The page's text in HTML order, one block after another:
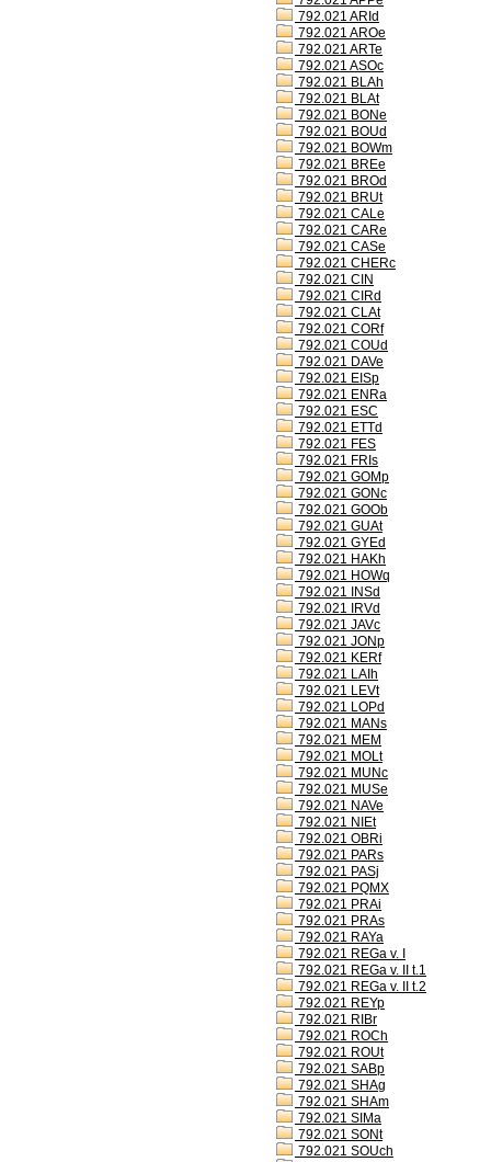
792.021 ARId
792.021 AROe
792.021 ARTe
792.021 ASOc
792.021 BLAh
792.021 BLAt
792.021 BONe
792.021 BOUd
792.021 BOWm
792.021 BREe
792.021 BROd
792.021 BRUt
792.021 CALe
792.021 CARe
792.021 CASe
792.021 CHERc
792.021 CIN
792.021 CIRd
792.021 CLAt
792.021 CORf
792.021 COUd
792.021 DAVe
792.021 EISp
792.021 ENRa
792.021 ESC
792.021 ETTd
792.021 FES
792.021 FRIs
792.021 GOMp
792.021 GONc
792.021 GOOb
792.021 GUAt
792.021 GYEd
792.021 HAKh
792.021 HOWq
792.021 INSd
792.021 IRVd
792.021 JAVc
792.021 JONp
792.021 KERf
792.021 LAIh
792.021 LEVt
792.021 LOPd
792.021 MANs
792.021 MEM
792.021 MOLt
792.021 MUNc
792.021 MUSe
792.021 NAVe
792.021 NIEt
792.021 OBRi
792.021 PARs
792.021 PASj
792.021 PQMX
792.021 PRAi
792.021 PRAs
792.021 RAYa
792.021 REGa v. I
792.021 REGa v. II t.1
792.021 REGa v. II t.2
792.021 REYp
792.021 RIBr
792.021 ROCh
792.021 ROUt
792.021 SABp
792.021 SHAg
792.021 SHAm
792.021 SIMa
792.021 SONt
792.021 SOUch